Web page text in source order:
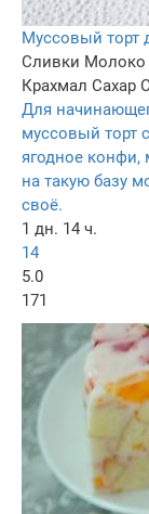
Муссовый торт
Сливки Молоко
Крахмал Сахар
Для
муссовый торт
ягодное конфи,
на такую базу
своё.
1 дн. 14 ч.
14
5.0
171